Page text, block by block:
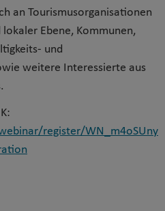
an Tourismusorganisationen
Ebene, Kommunen,
und
weitere Interessierte aus
register/WN_m4oSUny